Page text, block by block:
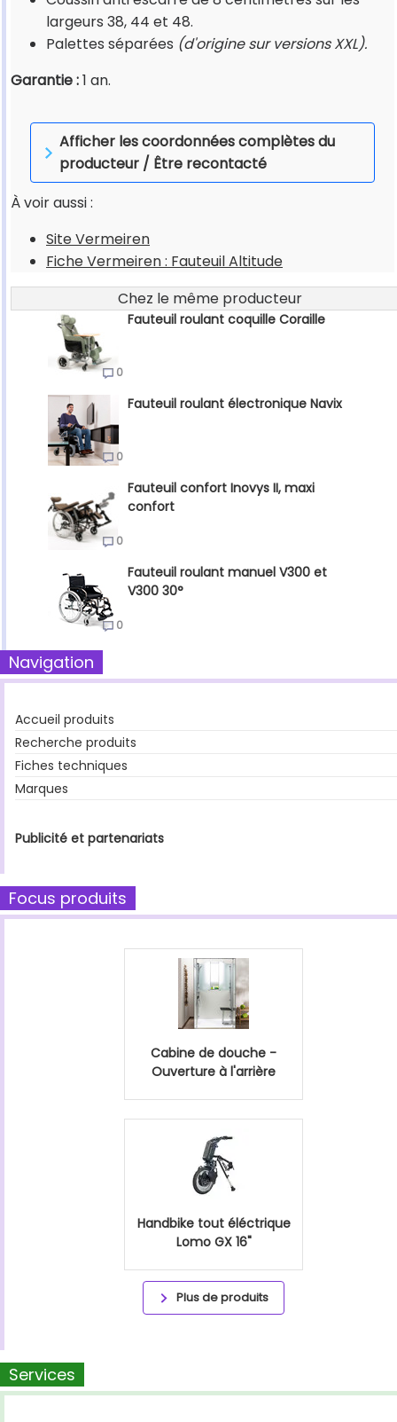
largeurs 38, 44 et 48.
Palettes séparées (d'origine sur versions XXL).
Garantie :1 an.
Afficher les coordonnées complètes du
producteur / Être recontacté
À voir aussi :
Site Vermeiren
Fiche Vermeiren : Fauteuil Altitude
Chez le même producteur
Fauteuil roulant coquille Coraille
0
Fauteuil roulant électronique Navix
0
Fauteuil confort Inovys II, maxi
confort
0
Fauteuil roulant manuel V300 et
V300 30°
0
Navigation
Accueil produits
Recherche produits
Fiches techniques
Marques
Publicité et partenariats
Focus produits
Cabine de douche -
Ouverture à l'arrière
Handbike tout éléctrique
Lomo GX 16"
Plus de produits
Services